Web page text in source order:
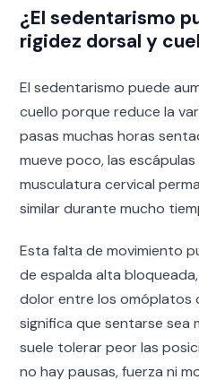
¿El sedentarismo
rigidez dorsal y
El sedentarismo puede
cuello porque reduce la
pasas muchas horas
mueve poco, las
musculatura cervical
similar durante mucho
Esta falta de movimiento
de espalda alta bloqueada,
dolor entre los omóplatos
significa que sentarse sea
suele tolerar peor las
no hay pausas, fuerza ni